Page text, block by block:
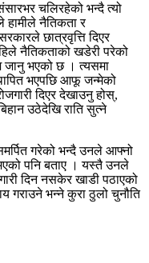
चलिरहेको भन्दै त्यो
नैतिकता र
छात्रवृत्ति दिएर
नैतिकताको खडेरी परेको
भएको छ । त्यसमा
भएपछि आफू जन्मेको
दिएर देखाउनु होस्,
उठेदेखि राति सुत्ने
गरेको भन्दै उनले आफ्नो
पनि बताए । यस्तै उनले
दिन नसकेर खाडी पठाएको
गराउने भन्ने कुरा ठुलो चुनौति